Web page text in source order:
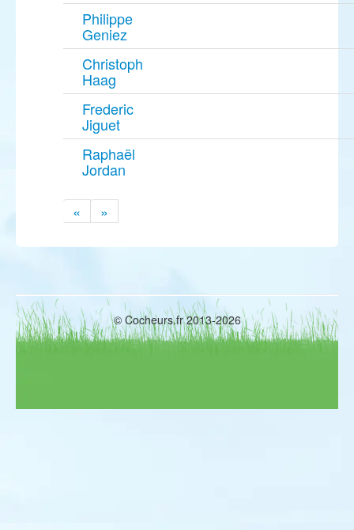
Philippe
Geniez
Christoph
Haag
Frederic
Jiguet
Raphaël
Jordan
« »
© Cocheurs.fr 2013-2026